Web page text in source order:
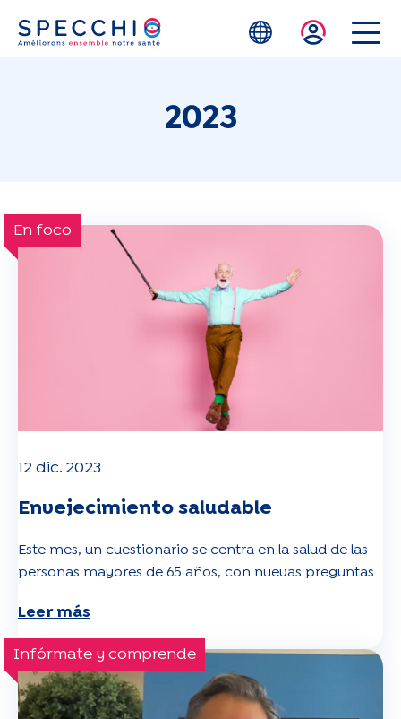
Skip to main content
2023
En foco
12 dic. 2023
Envejecimiento saludable
Este mes, un cuestionario se centra en la salud de las
personas mayores de 65 años, con nuevas preguntas
Leer más
Infórmate y comprende